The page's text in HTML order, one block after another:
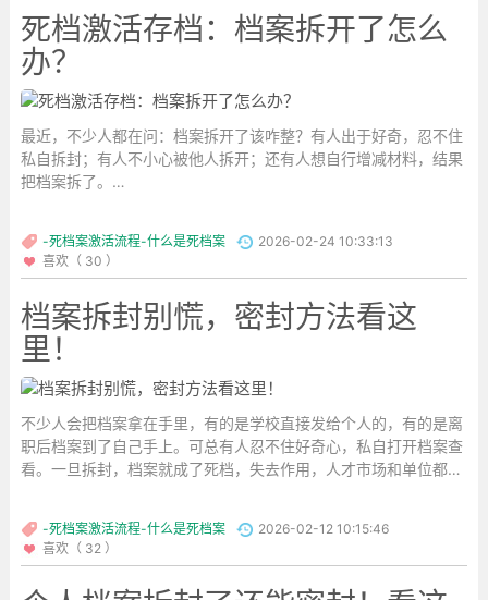
死档激活存档：档案拆开了怎么
办？
最近，不少人都在问：档案拆开了该咋整？有人出于好奇，忍不住
私自拆封；有人不小心被他人拆开；还有人想自行增减材料，结果
把档案拆了。
-死档案激活流程-什么是死档案
2026-02-24 10:33:13
喜欢（ 30 ）
档案拆封别慌，密封方法看这
里！
不少人会把档案拿在手里，有的是学校直接发给个人的，有的是离
职后档案到了自己手上。可总有人忍不住好奇心，私自打开档案查
看。一旦拆封，档案就成了死档，失去作用，人才市场和单位都不
-死档案激活流程-什么是死档案
2026-02-12 10:15:46
喜欢（ 32 ）